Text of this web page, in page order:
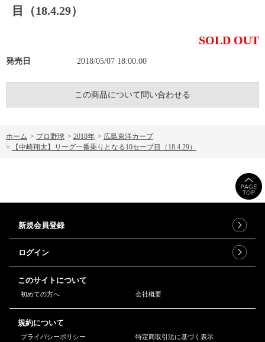
目（18.4.29）
SOLD OUT
発売日 2018/05/07 18:00:00
この商品について問い合わせる
ホーム > プロ野球 > 2018年 > 広島東洋カープ
>
【中崎翔太】リーグ一番乗りとなる10セーブ目（18.4.29）
新規会員登録
ログイン
このサイトについて
初めての方へ 会社概要
規約について
プライバシーポリシー 特定商取引法に基づく表示